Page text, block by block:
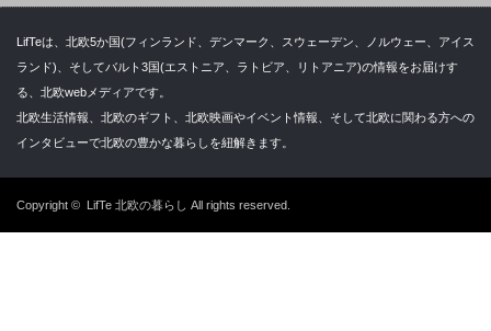
LifTeは、北欧5か国(フィンランド、デンマーク、スウェーデン、ノルウェー、アイス
ランド)、そしてバルト3国(エストニア、ラトビア、リトアニア)の情報をお届けす
る、北欧webメディアです。
北欧生活情報、北欧のギフト、北欧映画やイベント情報、そして北欧に関わる方への
インタビューで北欧の豊かな暮らしを紐解きます。
Copyright © LifTe 北欧の暮らし All rights reserved.